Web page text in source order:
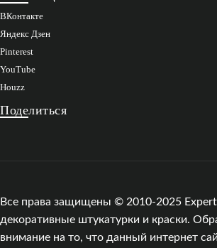
ВКонтакте
Яндекс Дзен
Pinterest
YouTube
Houzz
Поделиться
Все права защищены © 2010-2025
декоративные штукатурки и краски.
внимание на то, что данный интернет